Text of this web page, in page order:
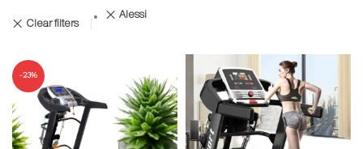
Clear filters
Alessi
-23%